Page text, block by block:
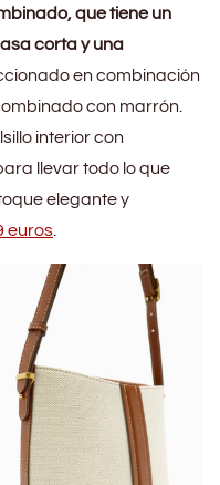
que tiene un
corta y una
en combinación
con marrón.
interior con
llevar todo lo que
elegante y
euros